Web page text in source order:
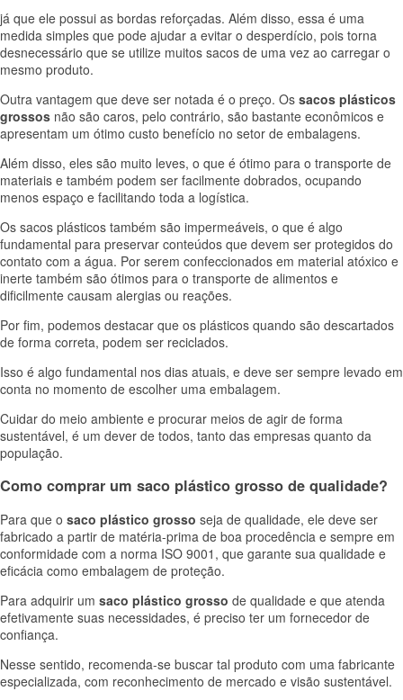
já que ele possui as bordas reforçadas. Além disso, essa é uma
medida simples que pode ajudar a evitar o desperdício, pois torna
desnecessário que se utilize muitos sacos de uma vez ao carregar o
mesmo produto.
Outra vantagem que deve ser notada é o preço. Os sacos plásticos
grossos não são caros, pelo contrário, são bastante econômicos e
apresentam um ótimo custo benefício no setor de embalagens.
Além disso, eles são muito leves, o que é ótimo para o transporte de
materiais e também podem ser facilmente dobrados, ocupando
menos espaço e facilitando toda a logística.
Os sacos plásticos também são impermeáveis, o que é algo
fundamental para preservar conteúdos que devem ser protegidos do
contato com a água. Por serem confeccionados em material atóxico e
inerte também são ótimos para o transporte de alimentos e
dificilmente causam alergias ou reações.
Por fim, podemos destacar que os plásticos quando são descartados
de forma correta, podem ser reciclados.
Isso é algo fundamental nos dias atuais, e deve ser sempre levado em
conta no momento de escolher uma embalagem.
Cuidar do meio ambiente e procurar meios de agir de forma
sustentável, é um dever de todos, tanto das empresas quanto da
população.
Como comprar um saco plástico grosso de qualidade?
Para que o saco plástico grosso seja de qualidade, ele deve ser
fabricado a partir de matéria-prima de boa procedência e sempre em
conformidade com a norma ISO 9001, que garante sua qualidade e
eficácia como embalagem de proteção.
Para adquirir um saco plástico grosso de qualidade e que atenda
efetivamente suas necessidades, é preciso ter um fornecedor de
confiança.
Nesse sentido, recomenda-se buscar tal produto com uma fabricante
especializada, com reconhecimento de mercado e visão sustentável.